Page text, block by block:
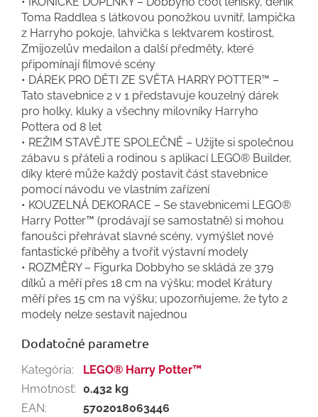
Toma Raddlea s látkovou ponožkou uvnitř, lampička
z Harryho pokoje, lahvička s lektvarem kostirost,
Zmijozelův medailon a další předměty, které
připomínají filmové scény
• DÁREK PRO DĚTI ZE SVĚTA HARRY POTTER™ –
Tato stavebnice 2 v 1 představuje kouzelný dárek
pro holky, kluky a všechny milovníky Harryho
Pottera od 8 let
• REŽIM STAVĚJTE SPOLEČNĚ – Užijte si společnou
zábavu s přáteli a rodinou s aplikací LEGO® Builder,
díky které může každý postavit část stavebnice
pomocí návodu ve vlastním zařízení
• KOUZELNÁ DEKORACE – Se stavebnicemi LEGO®
Harry Potter™ (prodávají se samostatně) si mohou
fanoušci přehrávat slavné scény, vymýšlet nové
fantastické příběhy a tvořit výstavní modely
• ROZMĚRY – Figurka Dobbyho se skládá ze 379
dílků a měří přes 18 cm na výšku; model Krátury
měří přes 15 cm na výšku; upozorňujeme, že tyto 2
modely nelze sestavit najednou
Dodatočné parametre
Kategória:
LEGO® Harry Potter™
Hmotnosť: 0.432 kg
EAN:
5702018063446